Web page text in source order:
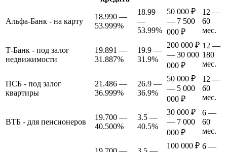
Альфа-Банк - на карту
18.990 —
53.999%
18.99
—
53.99%
50 000 ₽
— 7 500
000 ₽
12 —
60
мес.
Т-Банк - под залог
недвижимости
19.891 —
31.887%
19.9 —
31.9%
200 000 ₽
— 30 000
000 ₽
12 —
180
мес.
ПСБ - под залог
квартиры
21.486 —
36.999%
26.9 —
36.9%
50 000 ₽
— 5 000
000 ₽
12 —
60
мес.
ВТБ - для пенсионеров
19.700 —
40.500%
3.5 —
40.5%
30 000 ₽
— 7 000
000 ₽
6 —
60
мес.
100 000 ₽ 6 —